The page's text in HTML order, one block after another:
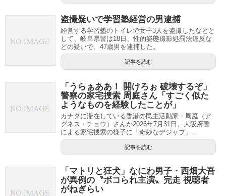
盗撮疑いで学習塾経営の男逮捕
経営する学習塾のトイレで女子3人を盗撮したなどと
して、岐阜県警は18日、性的姿態撮影処罰法違反な
どの疑いで、47歳男を逮捕した。
記事を読む
「うらぁああ！ 開けろぉ 破壊するぞ」
警察の家宅捜索 周庭さん「すごく似た
ようなものを経験したことが」
カナダに滞在している香港の民主活動家・周庭（ア
グネス・チョウ）さんが2026年7月31日、大阪府警
による家宅捜索の様子に「奇妙なデジャブ」...
記事を読む
「マトリと狂犬」なにわ男子・西畑大吾
が異例の〝ボコられ主演〟完走 視聴者
がねぎらい